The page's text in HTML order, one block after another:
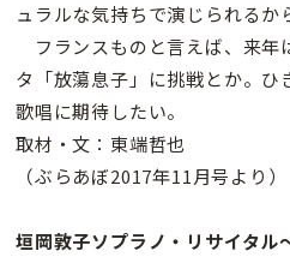
ュラルな気持ちで演じられるか
フランスものと言えば、来年
タ「放蕩息子」に挑戦とか。
歌唱に期待したい。
取材・文：東端哲也
（ぶらあぼ2017年11月号より）
垣岡敦子ソプラノ・リサイタ